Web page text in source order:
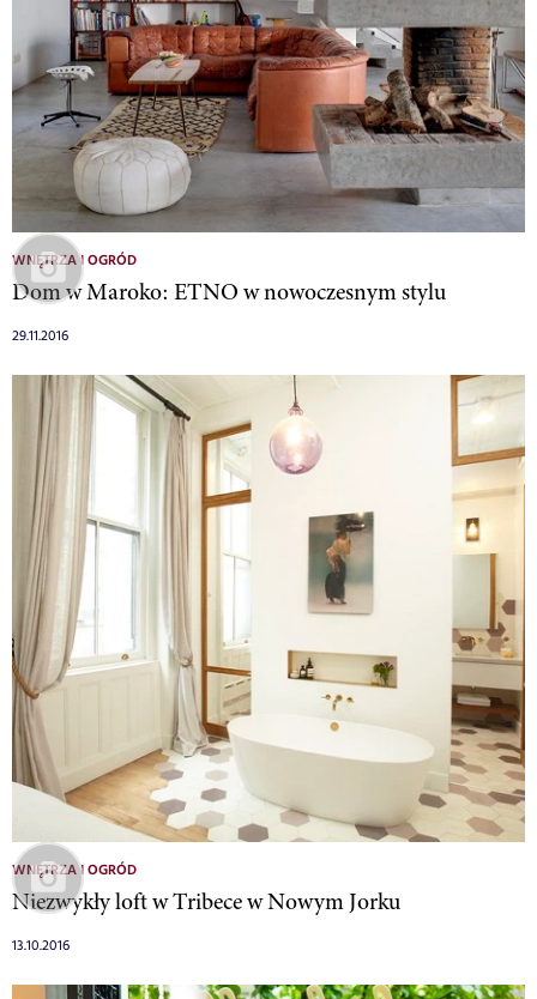
WNĘTRZA I OGRÓD
Dom w Maroko: ETNO w nowoczesnym stylu
29.11.2016
WNĘTRZA I OGRÓD
Niezwykły loft w Tribece w Nowym Jorku
13.10.2016